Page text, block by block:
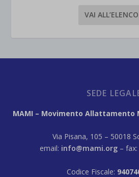
VAI ALL’ELENCO
SEDE
MAMI – Movimento Allattamento
Via Pisana, 105 – 50018
email: info@mami.org –
Codice Fiscale: